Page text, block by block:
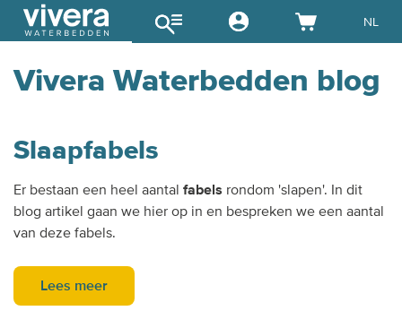
NL
Vivera Waterbedden blog
Slaapfabels
Er bestaan een heel aantal fabels rondom 'slapen'. In dit
blog artikel gaan we hier op in en bespreken we een aantal
van deze fabels.
Lees meer